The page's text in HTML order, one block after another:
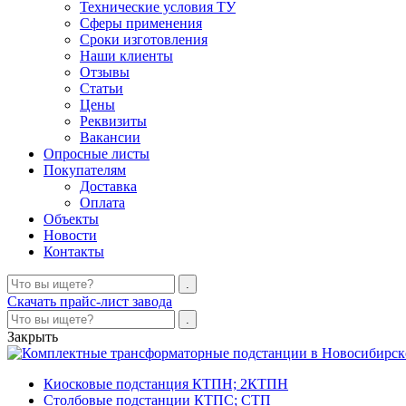
Технические условия ТУ
Сферы применения
Сроки изготовления
Наши клиенты
Отзывы
Статьи
Цены
Реквизиты
Вакансии
Опросные листы
Покупателям
Доставка
Оплата
Объекты
Новости
Контакты
Скачать прайс-лист завода
Закрыть
Киосковые подстанция КТПН; 2КТПН
Столбовые подстанции КТПС; СТП